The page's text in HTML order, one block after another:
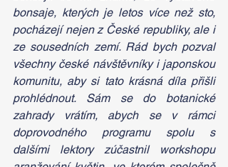
bonsaje, kterých je letos více než sto,
pocházejí nejen z České republiky, ale i
ze sousedních zemí. Rád bych pozval
všechny české návštěvníky i japonskou
komunitu, aby si tato krásná díla přišli
prohlédnout. Sám se do botanické
zahrady vrátím, abych se v rámci
doprovodného programu spolu s
dalšími lektory zúčastnil workshopu